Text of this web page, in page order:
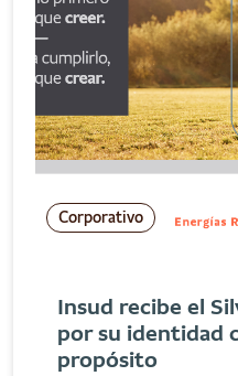
Corporativo
Insud recibe el
por su identidad
propósito